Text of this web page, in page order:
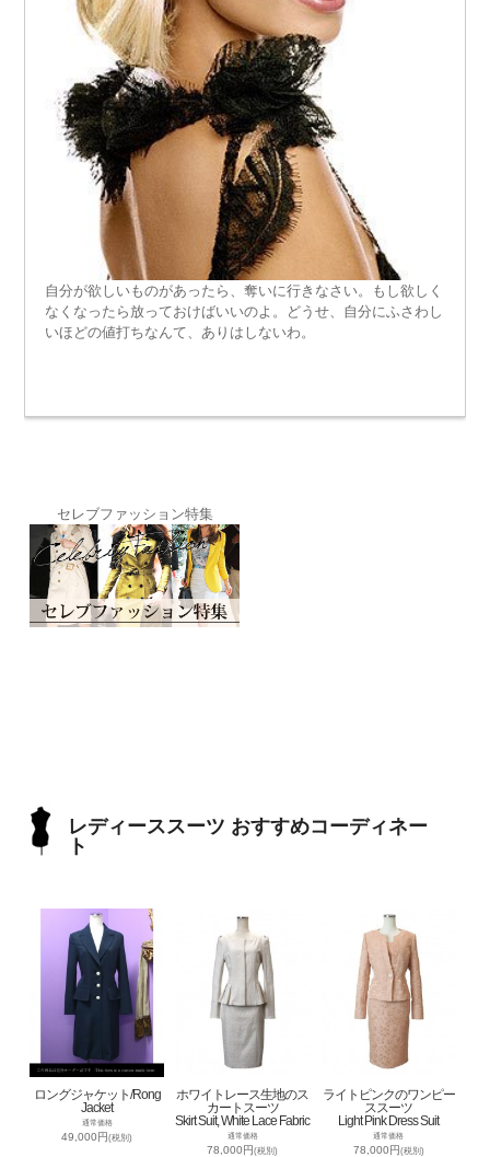
自分が欲しいものがあったら、奪いに行きなさい。もし欲しく
なくなったら放っておけばいいのよ。どうせ、自分にふさわし
いほどの値打ちなんて、ありはしないわ。
セレブファッション特集
レディーススーツ おすすめコーディネー
ト
ロングジャケット/Rong
Jacket
通常価格
49,000円(税別)
ホワイトレース生地のス
カートスーツ
Skirt Suit, White Lace Fabric
通常価格
78,000円(税別)
ライトピンクのワンピー
ススーツ
Light Pink Dress Suit
通常価格
78,000円(税別)